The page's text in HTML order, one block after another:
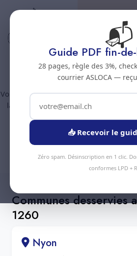
Code postal 1260
Nettoyage
Code
Vous êtes au code postal1260? Chez
la commune de :Nyon(canton Vaud).
disponibles, devis gratuit
Devis Instantané
Communes desservies
1260
Nyon
📬
Guide PDF fin-
28 pages, règle des 3%,
courrier ASLOCA —
📥 Recevoir le
Zéro spam. Désinscription en 1 clic.
conformes LPD +